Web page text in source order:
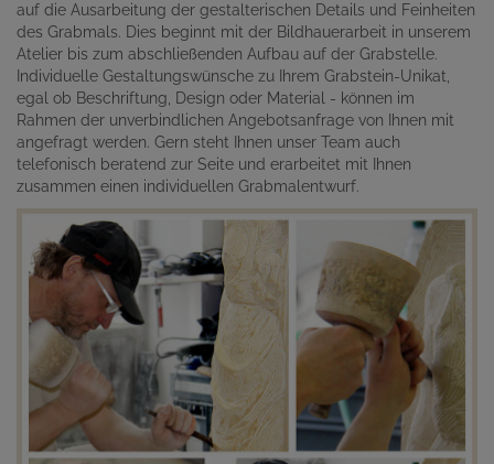
auf die Ausarbeitung der gestalterischen Details und Feinheiten
des Grabmals. Dies beginnt mit der Bildhauerarbeit in unserem
Atelier bis zum abschließenden Aufbau auf der Grabstelle.
Individuelle Gestaltungswünsche zu Ihrem Grabstein-Unikat,
egal ob Beschriftung, Design oder Material - können im
Rahmen der unverbindlichen Angebotsanfrage von Ihnen mit
angefragt werden. Gern steht Ihnen unser Team auch
telefonisch beratend zur Seite und erarbeitet mit Ihnen
zusammen einen individuellen Grabmalentwurf.